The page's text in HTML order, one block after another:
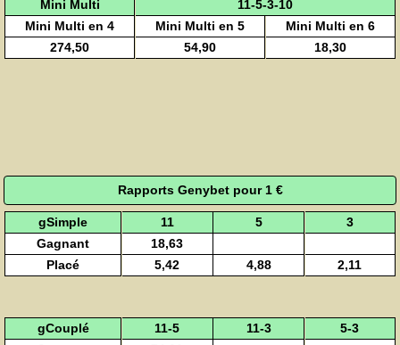
Mini Multi
11-5-3-10
Mini Multi en 4
Mini Multi en 5
Mini Multi en 6
274,50
54,90 18,30
Rapports Genybet pour 1 €
gSimple 11 5
3
Gagnant
18,63
Placé
5,42 4,88 2,11
gCouplé 11-5 11-3
5-3